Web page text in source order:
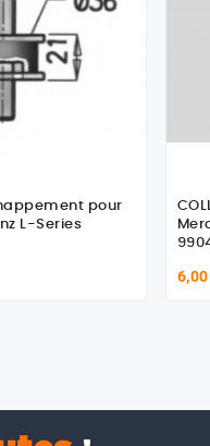
pour
L-Series